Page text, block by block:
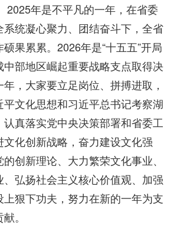
2025年是不平凡的一年，在省委
统凝心聚力、团结奋斗下，全省
果累累。2026年是“十五五”开局
中部地区崛起重要战略支点取得决
，大家要立足岗位、拼搏进取，
文化思想和习近平总书记考察湖
真落实党中央决策部署和省委工
化创新战略，奋力建设文化强
创新理论、大力繁荣文化事业、
弘扬社会主义核心价值观、加强
狠下功夫，努力在新的一年为支
。